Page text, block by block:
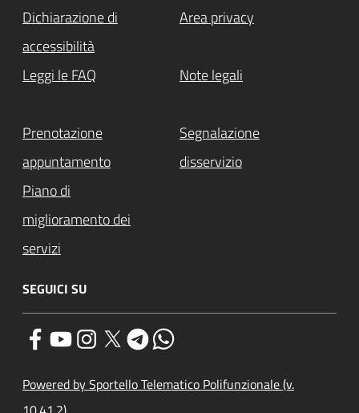
Dichiarazione di
accessibilità
Area privacy
Leggi le FAQ Note legali
Prenotazione
appuntamento
Segnalazione
disservizio
Piano di
miglioramento dei
servizi
SEGUICI SU
Powered by Sportello Telematico Polifunzionale (v.